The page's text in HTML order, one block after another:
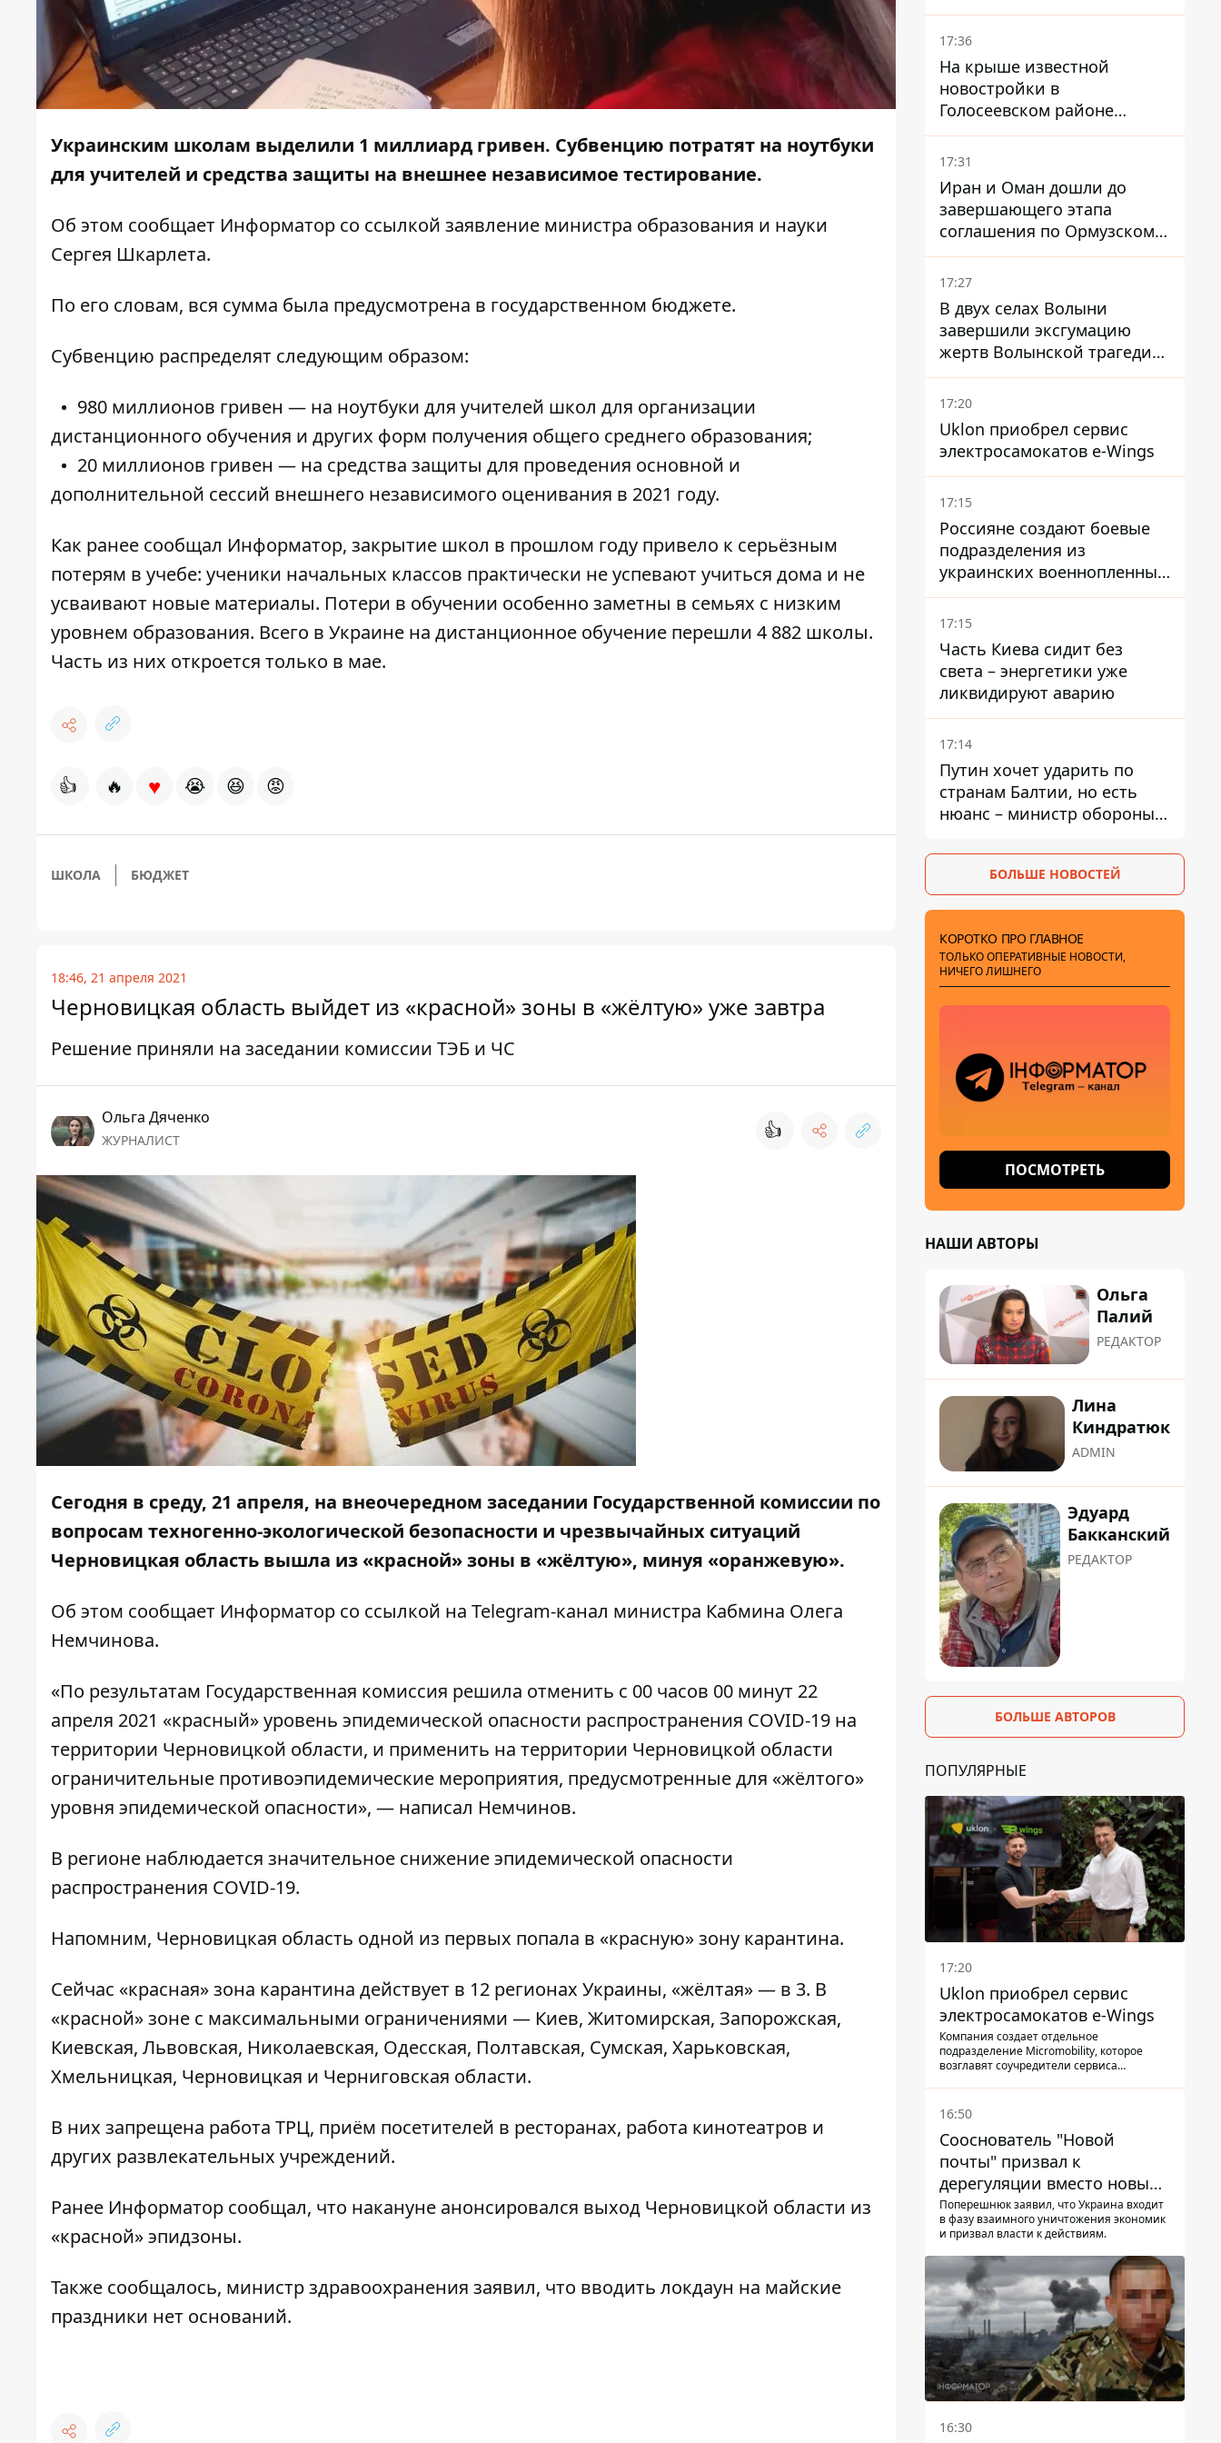
Украинским школам выделили 1 миллиард гривен. Субвенцию потратят на ноутбуки
для учителей и средства защиты на внешнее независимое тестирование.
Об этом сообщает Информатор со ссылкой заявление министра образования и науки
Сергея Шкарлета.
По его словам, вся сумма была предусмотрена в государственном бюджете.
Субвенцию распределят следующим образом:
980 миллионов гривен — на ноутбуки для учителей школ для организации
дистанционного обучения и других форм получения общего среднего образования;
20 миллионов гривен — на средства защиты для проведения основной и
дополнительной сессий внешнего независимого оценивания в 2021 году.
Как ранее сообщал Информатор, закрытие школ в прошлом году привело к серьёзным
потерям в учебе: ученики начальных классов практически не успевают учиться дома и не
усваивают новые материалы. Потери в обучении особенно заметны в семьях с низким
уровнем образования. Всего в Украине на дистанционное обучение перешли 4 882 школы.
Часть из них откроется только в мае.
👍 🔥 ♥ 😭 😆 😡
ШКОЛА БЮДЖЕТ
18:46, 21 апреля 2021
Черновицкая область выйдет из «красной» зоны в «жёлтую» уже завтра
Решение приняли на заседании комиссии ТЭБ и ЧС
Ольга Дяченко
ЖУРНАЛИСТ 👍
Сегодня в среду, 21 апреля, на внеочередном заседании Государственной комиссии по
вопросам техногенно-экологической безопасности и чрезвычайных ситуаций
Черновицкая область вышла из «красной» зоны в «жёлтую», минуя «оранжевую».
Об этом сообщает Информатор со ссылкой на Telegram-канал министра Кабмина Олега
Немчинова.
«По результатам Государственная комиссия решила отменить с 00 часов 00 минут 22
апреля 2021 «красный» уровень эпидемической опасности распространения COVID-19 на
территории Черновицкой области, и применить на территории Черновицкой области
ограничительные противоэпидемические мероприятия, предусмотренные для «жёлтого»
уровня эпидемической опасности», — написал Немчинов.
В регионе наблюдается значительное снижение эпидемической опасности
распространения COVID-19.
Напомним, Черновицкая область одной из первых попала в «красную» зону карантина.
Сейчас «красная» зона карантина действует в 12 регионах Украины, «жёлтая» — в 3. В
«красной» зоне с максимальными ограничениями — Киев, Житомирская, Запорожская,
Киевская, Львовская, Николаевская, Одесская, Полтавская, Сумская, Харьковская,
Хмельницкая, Черновицкая и Черниговская области.
В них запрещена работа ТРЦ, приём посетителей в ресторанах, работа кинотеатров и
других развлекательных учреждений.
Ранее Информатор сообщал, что накануне анонсировался выход Черновицкой области из
«красной»эпидзоны.
Также сообщалось, министр здравоохранения заявил, что вводить локдаун на майские
праздники нет оснований.
17:36
На крыше известной
новостройки в
Голосеевском районе
разбивают парк площадью
в гектар
17:31
Иран и Оман дошли до
завершающего этапа
соглашения по Ормузскому
проливу - заключение
зависит от снятия блокады
17:27
В двух селах Волыни
завершили эксгумацию
жертв Волынской трагедии
– нашли останки 54 поляков
17:20
Uklon приобрел сервис
электросамокатов e-Wings
17:15
Россияне создают боевые
подразделения из
украинских военнопленных
- ISW
17:15
Часть Киева сидит без
света – энергетики уже
ликвидируют аварию
17:14
Путин хочет ударить по
странам Балтии, но есть
нюанс – министр обороны
БОЛЬШЕ НОВОСТЕЙ
КОРОТКО ПРО ГЛАВНОЕ
ТОЛЬКО ОПЕРАТИВНЫЕ НОВОСТИ,
НИЧЕГО ЛИШНЕГО
ПОСМОТРЕТЬ
НАШИ АВТОРЫ
Ольга
Палий
РЕДАКТОР
Лина
Киндратюк
ADMIN
Эдуард
Бакканский
РЕДАКТОР
БОЛЬШЕ АВТОРОВ
ПОПУЛЯРНЫЕ
17:20
Uklon приобрел сервис
электросамокатов e-Wings
Компания создает отдельное
подразделение Micromobility, которое
возглавят соучредители сервиса
16:50
Сооснователь "Новой
почты" призвал к
дерегуляции вместо новых
налогов - Гетманцев против
Поперешнюк заявил, что Украина входит
в фазу взаимного уничтожения экономик
и призвал власти к действиям.
16:30